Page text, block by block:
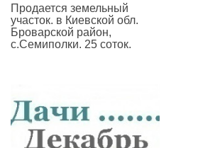
Продается земельный
участок. в Киевской обл.
Броварской район,
с.Семиполки. 25 соток.